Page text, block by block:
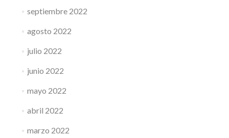
septiembre 2022
agosto 2022
julio 2022
junio 2022
mayo 2022
abril 2022
marzo 2022